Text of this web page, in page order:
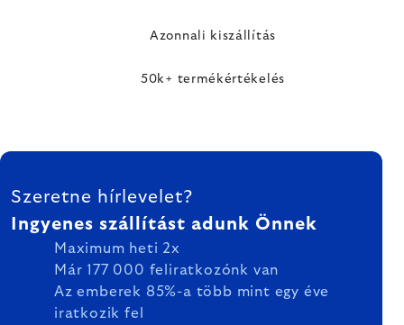
Azonnali kiszállítás
50k+ termékértékelés
LÁBLÉC
Szeretne hírlevelet?
Ingyenes szállítást adunk Önnek
Maximum heti 2x
Már 177 000 feliratkozónk van
Az emberek 85%-a több mint egy éve
iratkozik fel